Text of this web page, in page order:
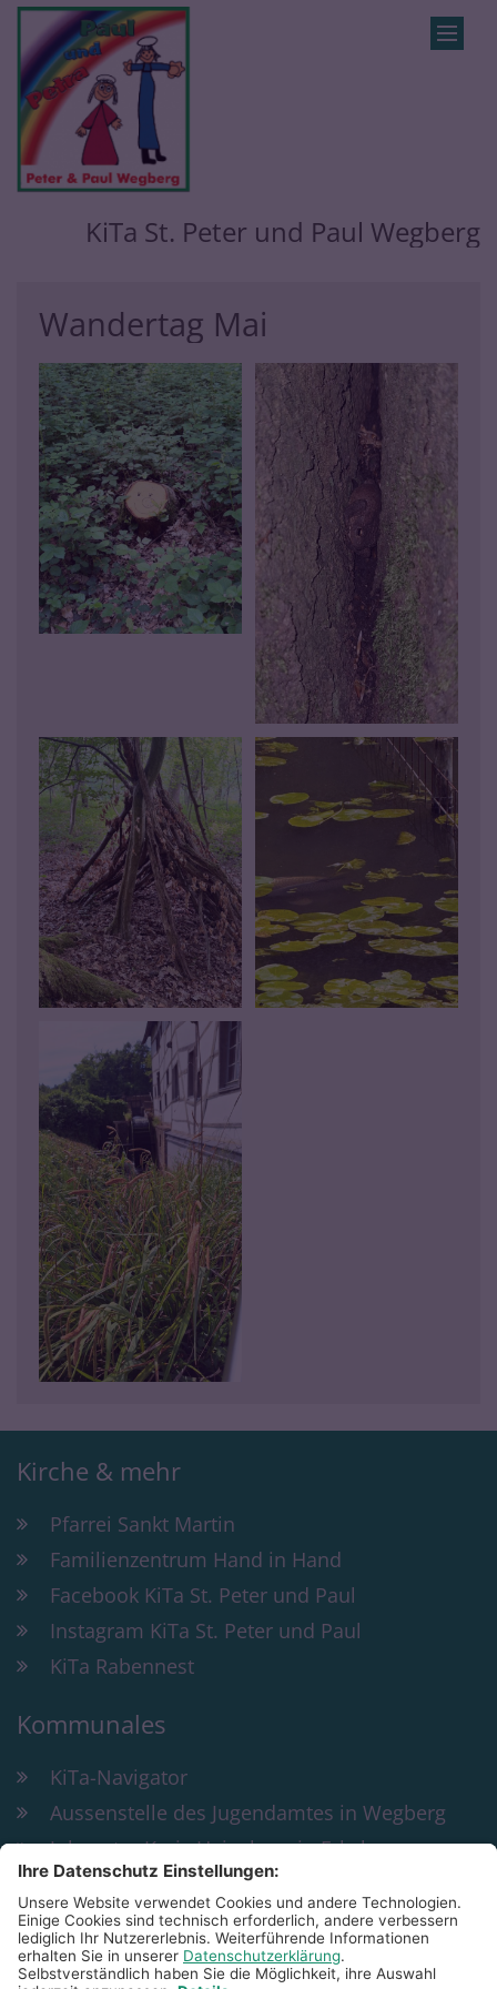
Zum Inhalt springen
KiTa St. Peter und Paul Wegberg
Wandertag Mai
Kirche & mehr
Pfarrei Sankt Martin
Familienzentrum Hand in Hand
Facebook KiTa St. Peter und Paul
Instagram KiTa St. Peter und Paul
KiTa Rabennest
Kommunales
KiTa-Navigator
Aussenstelle des Jugendamtes in Wegberg
Jobcenter Kreis Heinsberg in Erkelenz
Bildung und Teilhabe
KiTa St. Peter & Paul Wegberg
Rathausplatz 29